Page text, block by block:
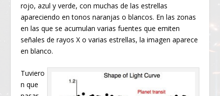
rojo, azul y verde, con muchas de las estrellas
apareciendo en tonos naranjas o blancos. En las zonas
en las que se acumulan varias fuentes que emiten
señales de rayos X o varias estrellas, la imagen aparece
en blanco.
Tuviero
n que